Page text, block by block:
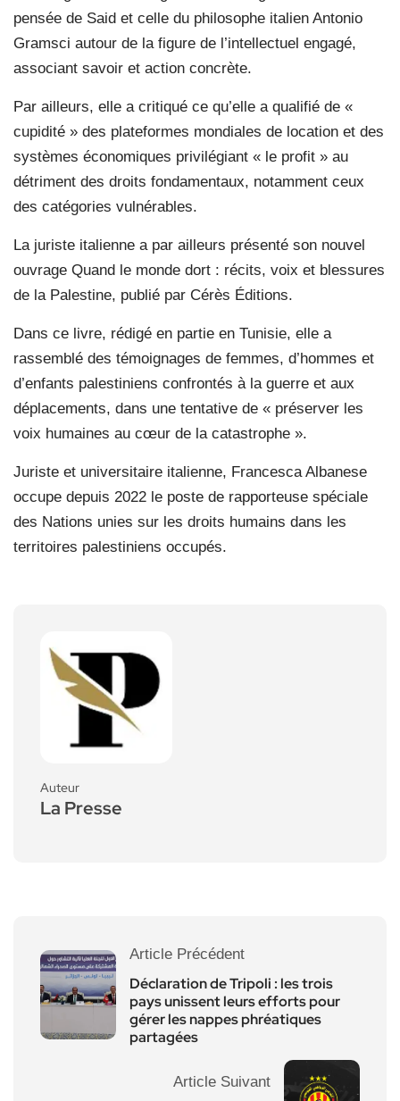
pensée de Said et celle du philosophe italien Antonio
Gramsci autour de la figure de l’intellectuel engagé,
associant savoir et action concrète.
Par ailleurs, elle a critiqué ce qu’elle a qualifié de «
cupidité » des plateformes mondiales de location et des
systèmes économiques privilégiant « le profit » au
détriment des droits fondamentaux, notamment ceux
des catégories vulnérables.
La juriste italienne a par ailleurs présenté son nouvel
ouvrage Quand le monde dort : récits, voix et blessures
de la Palestine, publié par Cérès Éditions.
Dans ce livre, rédigé en partie en Tunisie, elle a
rassemblé des témoignages de femmes, d’hommes et
d’enfants palestiniens confrontés à la guerre et aux
déplacements, dans une tentative de « préserver les
voix humaines au cœur de la catastrophe ».
Juriste et universitaire italienne, Francesca Albanese
occupe depuis 2022 le poste de rapporteuse spéciale
des Nations unies sur les droits humains dans les
territoires palestiniens occupés.
Auteur
La Presse
Article Précédent
Déclaration de Tripoli : les trois
pays unissent leurs efforts pour
gérer les nappes phréatiques
partagées
Article Suivant